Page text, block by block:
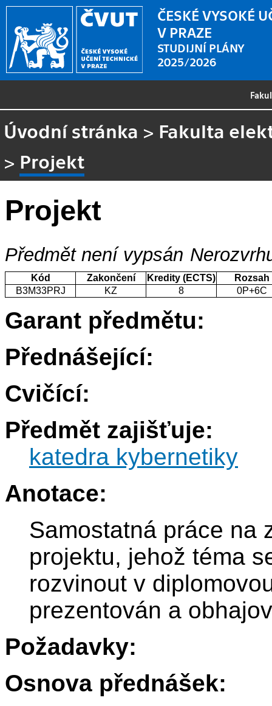
ČESKÉ VYSOKÉ
V PRAZE
STUDIJNÍ PLÁNY
2025/2026
Úvodní stránka > Fakulta
> Projekt
Projekt
Předmět není vypsán
Kód Zakončení Kredity (ECTS)
Rozsah
B3M33PRJ
KZ 8 0P+6C
Garant předmětu:
Přednášející:
Cvičící:
Předmět zajišťuje:
katedra kybernetiky
Anotace:
Samostatná práce na
projektu, jehož téma
rozvinout v
prezentován a
Požadavky:
Osnova přednášek: